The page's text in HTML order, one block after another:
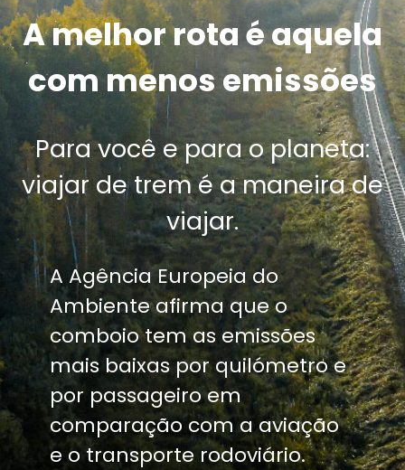
A melhor rota é aquela
com menos emissões
Para você e para o planeta:
viajar de trem é a maneira de
viajar.
A Agência Europeia do
Ambiente afirma que o
comboio tem as emissões
mais baixas por quilómetro e
por passageiro em
comparação com a aviação
e o transporte rodoviário.